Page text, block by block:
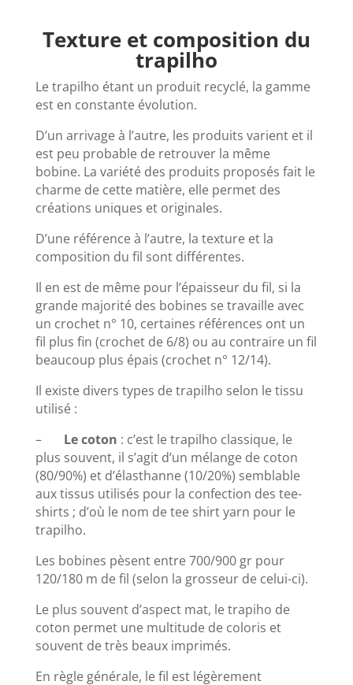
Texture et composition du
trapilho
Le trapilho étant un produit recyclé, la gamme
est en constante évolution.
D’un arrivage à l’autre, les produits varient et il
est peu probable de retrouver la même
bobine. La variété des produits proposés fait le
charme de cette matière, elle permet des
créations uniques et originales.
D’une référence à l’autre, la texture et la
composition du fil sont différentes.
Il en est de même pour l’épaisseur du fil, si la
grande majorité des bobines se travaille avec
un crochet n° 10, certaines références ont un
fil plus fin (crochet de 6/8) ou au contraire un fil
beaucoup plus épais (crochet n° 12/14).
Il existe divers types de trapilho selon le tissu
utilisé :
– Le coton : c’est le trapilho classique, le
plus souvent, il s’agit d’un mélange de coton
(80/90%) et d’élasthanne (10/20%) semblable
aux tissus utilisés pour la confection des tee-
shirts ; d’où le nom de tee shirt yarn pour le
trapilho.
Les bobines pèsent entre 700/900 gr pour
120/180 m de fil (selon la grosseur de celui-ci).
Le plus souvent d’aspect mat, le trapiho de
coton permet une multitude de coloris et
souvent de très beaux imprimés.
En règle générale, le fil est légèrement